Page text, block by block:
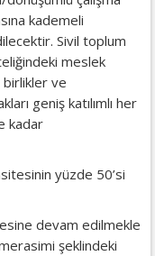
kademeli
Sivil toplum
meslek
birlikler ve
geniş katılımlı her
kadar
yüzde 50’si
devam edilmekle
şeklindeki